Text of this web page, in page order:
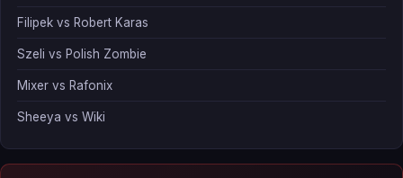
Filipek vs Robert Karas
Szeli vs Polish Zombie
Mixer vs Rafonix
Sheeya vs Wiki